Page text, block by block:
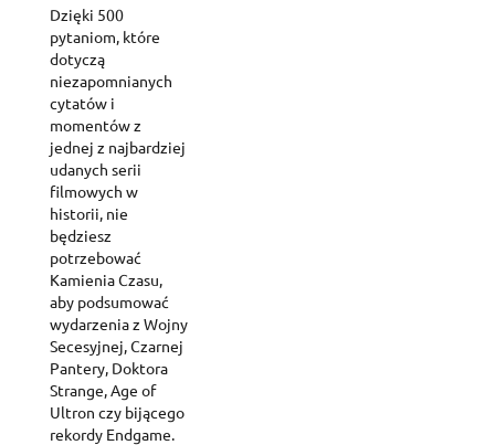
Dzięki 500
pytaniom, które
dotyczą
niezapomnianych
cytatów i
momentów z
jednej z najbardziej
udanych serii
filmowych w
historii, nie
będziesz
potrzebować
Kamienia Czasu,
aby podsumować
wydarzenia z Wojny
Secesyjnej, Czarnej
Pantery, Doktora
Strange, Age of
Ultron czy bijącego
rekordy Endgame.